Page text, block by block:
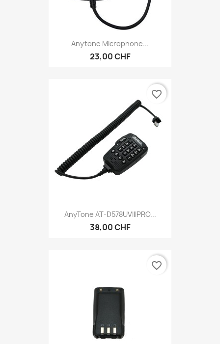
Anytone Microphone...
23,00 CHF
AnyTone AT-D578UVIIIPRO...
38,00 CHF
favorite_border
favorite_border